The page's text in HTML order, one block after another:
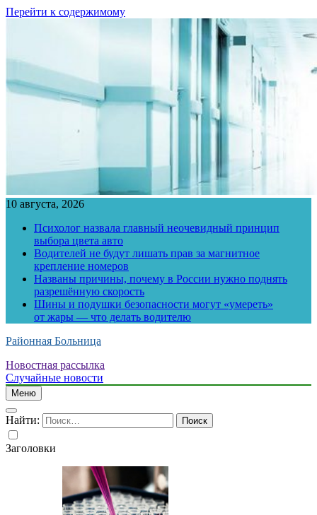
Перейти к содержимому
10 августа, 2026
Психолог назвала главный неочевидный принцип
выбора цвета авто
Водителей не будут лишать прав за магнитное
крепление номеров
Названы причины, почему в России нужно поднять
разрешённую скорость
Шины и подушки безопасности могут «умереть»
от жары — что делать водителю
Районная Больница
Новостная рассылка
Случайные новости
Меню
Найти:
Заголовки